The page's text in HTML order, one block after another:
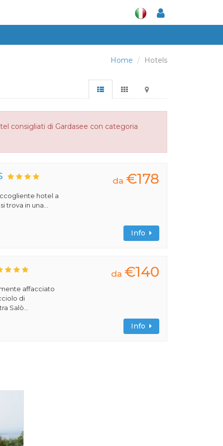
Home Hotels
consigliati di Gardasee con categoria
hotel a
trova in una...
da €178
Info
affacciato
di
Salò...
da €140
Info